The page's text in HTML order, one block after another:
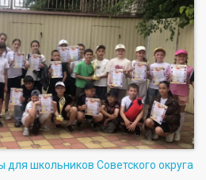
для школьников Советского округа